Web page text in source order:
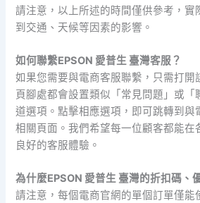
請注意，以上所述的時間僅供參考，實
到交通、天候等因素的影響。
如何聯繫EPSON 愛普生 臺灣客服？
如果您需要與電商客服聯繫，只需打開
頁腳處都會設置類似「常見問題」或「
道選項。點擊相應選項，即可跳轉到與
相關頁面。我們希望每一位顧客都能在
良好的客服體驗。
為什麼EPSON 愛普生 臺灣的折扣碼、
請注意，每個電商官網的單個訂單僅能